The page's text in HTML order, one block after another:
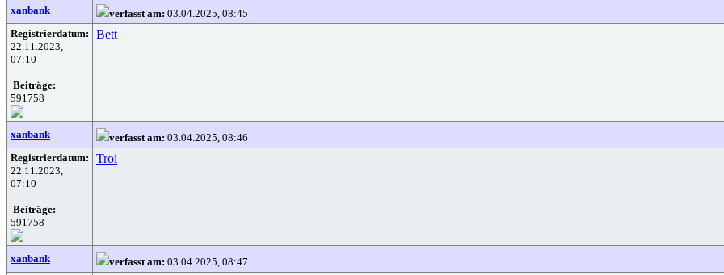
xanbank verfasst am: 03.04.2025, 08:45
Registrierdatum:
22.11.2023,
07:10
Beiträge:
591758
Bett
xanbank verfasst am: 03.04.2025, 08:46
Registrierdatum:
22.11.2023,
07:10
Beiträge:
591758
Troi
xanbank verfasst am: 03.04.2025, 08:47